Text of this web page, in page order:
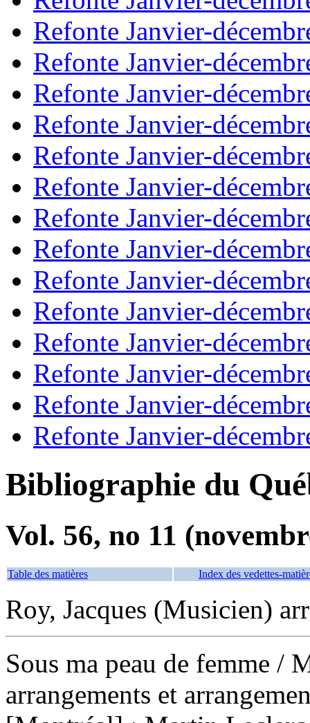
Refonte Janvier-
Refonte Janvier-
Refonte Janvier-
Refonte Janvier-
Refonte Janvier-
Refonte Janvier-
Refonte Janvier-
Refonte Janvier-
Refonte Janvier-
Refonte Janvier-
Refonte Janvier-
Refonte Janvier-
Refonte Janvier-
Refonte Janvier-
Bibliographie du
Vol. 56, no 11
Table des matières Index des vedettes-
Roy, Jacques (Musicien)
Sous ma peau de femme /
arrangements et